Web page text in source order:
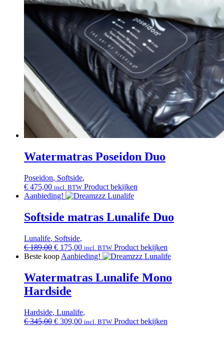
Watermatras Poseidon Duo
Poseidon, Softside,
€ 475,00 incl. BTW Product bekijken
Aanbieding!
Softside matras Lunalife Duo
Lunalife, Softside,
€189,00 Oorspronkelijke
prijs
€ 189,00.
€ 175,00Huidige
prijs
€ 175,00.
incl. BTW Product bekijken
Beste koop Aanbieding!
Watermatras Lunalife Mono
Hardside
Hardside, Lunalife,
€345,00 Oorspronkelijke
€ 309,00Huidige
incl. BTW Product bekijken